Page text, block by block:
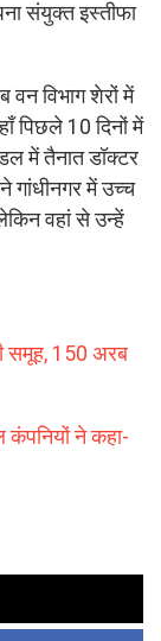
संयुक्त इस्तीफा
विभाग शेरों में
पिछले 10 दिनों में
में तैनात डॉक्टर
गांधीनगर में उच्च
वहां से उन्हें
समूह, 150 अरब
कंपनियों ने कहा-